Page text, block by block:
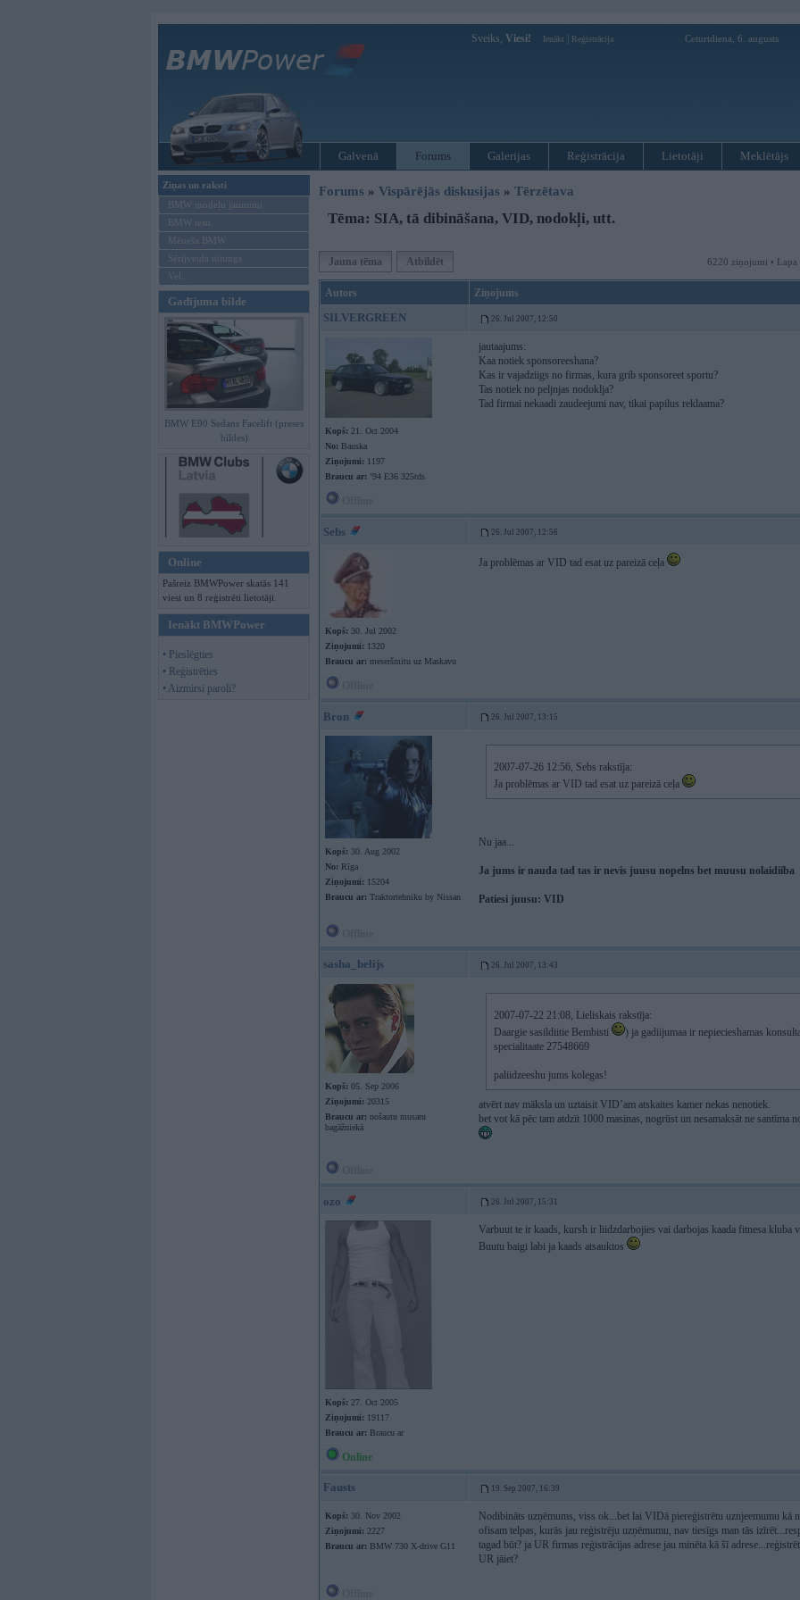
Sveiks, Viesi! Ienākt Reģistrācija Ceturtdiena, 6. augusts
Galvenā Forums Galerijas Reģistrācija Lietotāji Meklētājs
Ziņas un raksti
BMW modeļu jaunumi
BMW testi
Mēneša BMW
Sērijveida tūnings
Vel...
Gadījuma bilde
BMW E90 Sedans Facelift (preses
bildes)
Online
Pašreiz BMWPower skatās 141
viesi un 8 reģistrēti lietotāji.
Ienākt BMWPower
• Pieslēgties
• Reģistrēties
• Aizmirsi paroli?
Forums » Vispārējās diskusijas » Tērzētava
Tēma: SIA, tā dibināšana, VID, nodokļi, utt.
Jauna tēma Atbildēt 6220 ziņojumi • Lapa
Autors Ziņojums
SILVERGREEN 26. Jul 2007, 12:50
Kopš: 21. Oct 2004
No: Bauska
Ziņojumi: 1197
Braucu ar: ’94 E36 325tds
jautaajums:
Kaa notiek sponsoreeshana?
Kas ir vajadziigs no firmas, kura grib sponsoreet sportu?
Tas notiek no peljnjas nodoklja?
Tad firmai nekaadi zaudeejumi nav, tikai papilus reklaama?
Sebs 26. Jul 2007, 12:56
Kopš: 30. Jul 2002
Ziņojumi: 1320
Braucu ar: meseršmitu uz Maskavu
Ja problēmas ar VID tad esat uz pareizā ceļa
Bron 26. Jul 2007, 13:15
Kopš: 30. Aug 2002
No: Rīga
Ziņojumi: 15204
Braucu ar: Traktortehniku by Nissan
2007-07-26 12:56, Sebs rakstīja:
Ja problēmas ar VID tad esat uz pareizā ceļa
Nu jaa...
Ja jums ir nauda tad tas ir nevis juusu nopelns bet muusu nolaidiiba
Patiesi juusu: VID
sasha_belijs 26. Jul 2007, 13:43
Kopš: 05. Sep 2006
Ziņojumi: 20315
Braucu ar: nošautu musaru
bagāžniekā
2007-07-22 21:08, Lieliskais rakstīja:
Daargie sasildiitie Bembisti
) ja gadiijumaa ir nepiecieshamas
specialitaate 27548669
paliidzeeshu jums kolegas!
atvērt nav māksla un uztaisit VID’am atskaites kamer nekas nenotiek.
bet vot kā pēc tam atdzīt 1000 masinas, nogrūst un nesamaksāt ne santīma
ozo 26. Jul 2007, 15:31
Kopš: 27. Oct 2005
Ziņojumi: 19117
Braucu ar: Braucu ar
Varbuut te ir kaads, kursh ir liidzdarbojies vai darbojas kaada fitnesa kluba
Buutu baigi labi ja kaads atsauktos
Online
Fausts 19. Sep 2007, 16:39
Kopš: 30. Nov 2002
Ziņojumi: 2227
Braucu ar: BMW 730 X-drive G11
Nodibināts uzņēmums, viss ok...bet lai VIDā piereģistrētu uznjeemumu kā
ofisam telpas, kurās jau reģistrēju uzņēmumu, nav tiesīgs man tās
tagad būt? ja UR firmas reģistrācijas adrese jau minēta kā šī
UR jāiet?